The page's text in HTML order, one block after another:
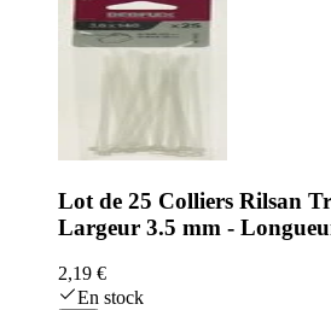
Lot de 25 Colliers Rilsan
Largeur 3.5 mm -
2,19 €
En stock